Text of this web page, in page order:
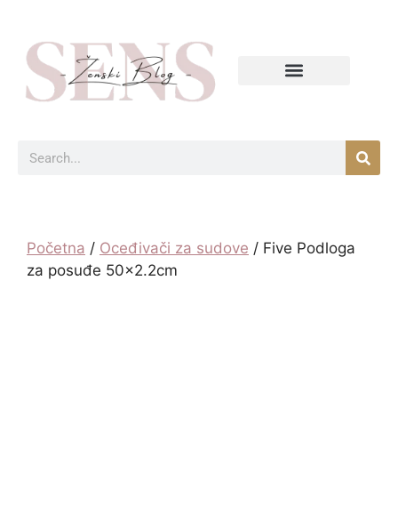
Početna / Oceđivači za sudove / Five Podloga
za posuđe 50×2.2cm